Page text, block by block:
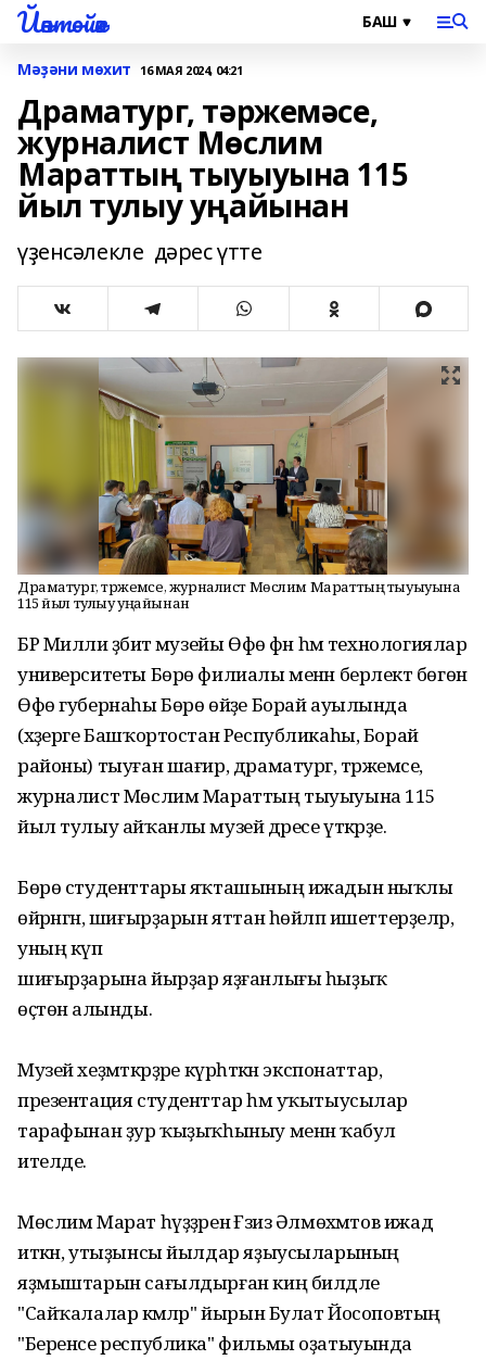
Йәнтөйәк
Мәҙәни мөхит 16 МАЯ 2024, 04:21
Драматург, тәржемәсе,
журналист Мөслим
Мараттың тыуыуына 115
йыл тулыу уңайынан
үҙенсәлекле дәрес үтте
Драматург, тәржемәсе, журналист Мөслим Мараттың тыуыуына
115 йыл тулыу уңайынан
БР Милли әҙәбиәт музейы Өфө фән һәм технологиялар
университеты Бөрө филиалы менән берлектә бөгөн
Өфө губернаһы Бөрө өйәҙе Борай ауылында
(хәҙерге Башҡортостан Республикаһы, Борай
районы) тыуған шағир, драматург, тәржемәсе,
журналист Мөслим Мараттың тыуыуына 115
йыл тулыу айҡанлы музей дәресе үткәрҙе.
Бөрө студенттары яҡташының ижадын ныҡлы
өйрәнгән, шиғырҙарын яттан һөйләп ишеттерҙеләр,
уның күп
шиғырҙарына йырҙар яҙғанлығы һыҙыҡ
өҫтөнә алынды.
Музей хеҙмәткәрҙәре күрһәткән экспонаттар,
презентация студенттар һәм уҡытыусылар
тарафынан ҙур ҡыҙыҡһыныу менән ҡабул
ителде.
Мөслим Марат һүҙҙәренә Ғәзиз Әлмөхәмәтов ижад
иткән, утыҙынсы йылдар яҙыусыларының
яҙмыштарын сағылдырған киң билдәле
"Сайҡалалар кәмәләр" йырын Булат Йосоповтың
"Беренсе республика" фильмы оҙатыуында